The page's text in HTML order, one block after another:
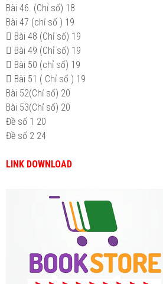
Bài 46. (Chỉ số) 18
Bài 47 (chỉ số ) 19
 Bài 48 (Chỉ số) 19
 Bài 49 (Chỉ số) 19
 Bài 50 (chỉ số) 19
 Bài 51 ( Chỉ số ) 19
Bài 52(Chỉ số) 20
Bài 53(Chỉ số) 20
Đề số 1 20
Đề số 2 24
LINK DOWNLOAD